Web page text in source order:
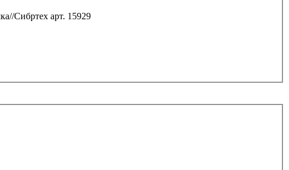
Сибртех арт. 15929